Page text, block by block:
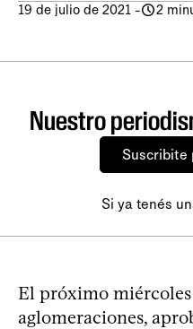
19 de julio de 2021 - 2
Nuestro
Suscribite
Si ya tenés
El próximo
aglomeraciones,